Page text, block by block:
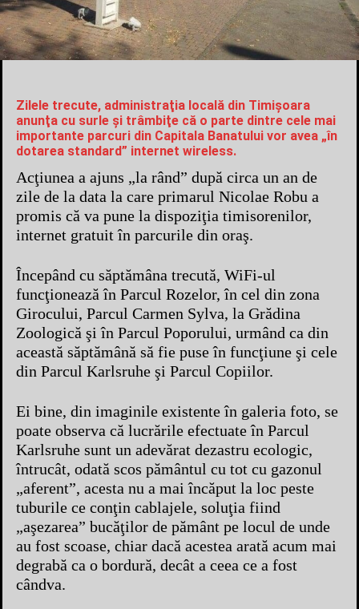
Zilele trecute, administraţia locală din Timişoara
anunţa cu surle şi trâmbiţe că o parte dintre cele mai
importante parcuri din Capitala Banatului vor avea „în
dotarea standard” internet wireless.
Acţiunea a ajuns „la rând” după circa un an de
zile de la data la care primarul Nicolae Robu a
promis că va pune la dispoziţia timisorenilor,
internet gratuit în parcurile din oraş.
Începând cu săptămâna trecută, WiFi-ul
funcţionează în Parcul Rozelor, în cel din zona
Girocului, Parcul Carmen Sylva, la Grădina
Zoologică şi în Parcul Poporului, urmând ca din
această săptămână să fie puse în funcţiune şi cele
din Parcul Karlsruhe şi Parcul Copiilor.
Ei bine, din imaginile existente în galeria foto, se
poate observa că lucrările efectuate în Parcul
Karlsruhe sunt un adevărat dezastru ecologic,
întrucât, odată scos pământul cu tot cu gazonul
„aferent”, acesta nu a mai încăput la loc peste
tuburile ce conţin cablajele, soluţia fiind
„aşezarea” bucăţilor de pământ pe locul de unde
au fost scoase, chiar dacă acestea arată acum mai
degrabă ca o bordură, decât a ceea ce a fost
cândva.